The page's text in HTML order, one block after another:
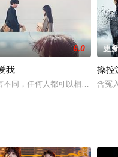
6.0
我
不同，任何人都可以相爱。”翻
更
操控
含冤